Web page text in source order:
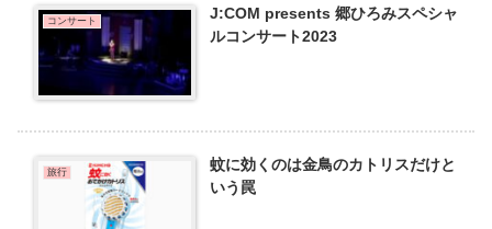
コンサート
J:COM presents 郷ひろみスペシャ
ルコンサート2023
旅行
蚊に効くのは金鳥のカトリスだけと
いう罠